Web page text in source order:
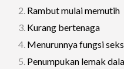
Rambut mulai memutih
Kurang bertenaga
Menurunnya fungsi
Penumpukan lemak